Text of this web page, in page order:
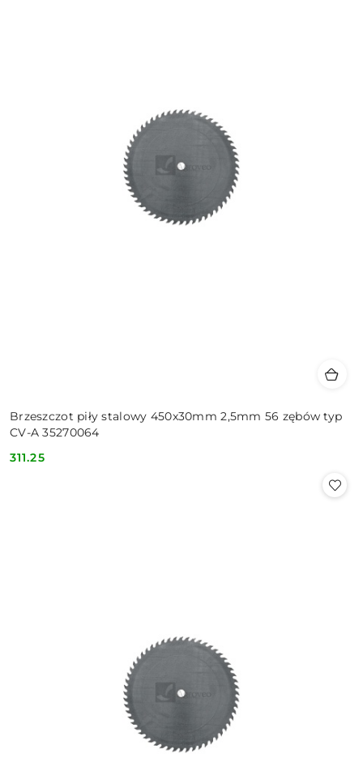
Brzeszczot piły stalowy 450x30mm 2,5mm 56 zębów typ
CV-A 35270064
Cena:
311.25